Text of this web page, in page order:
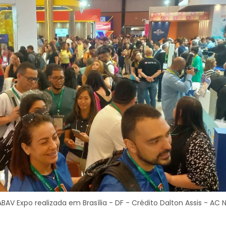
Expo realizada em Brasília - DF - Crédito Dalton Assis - AC